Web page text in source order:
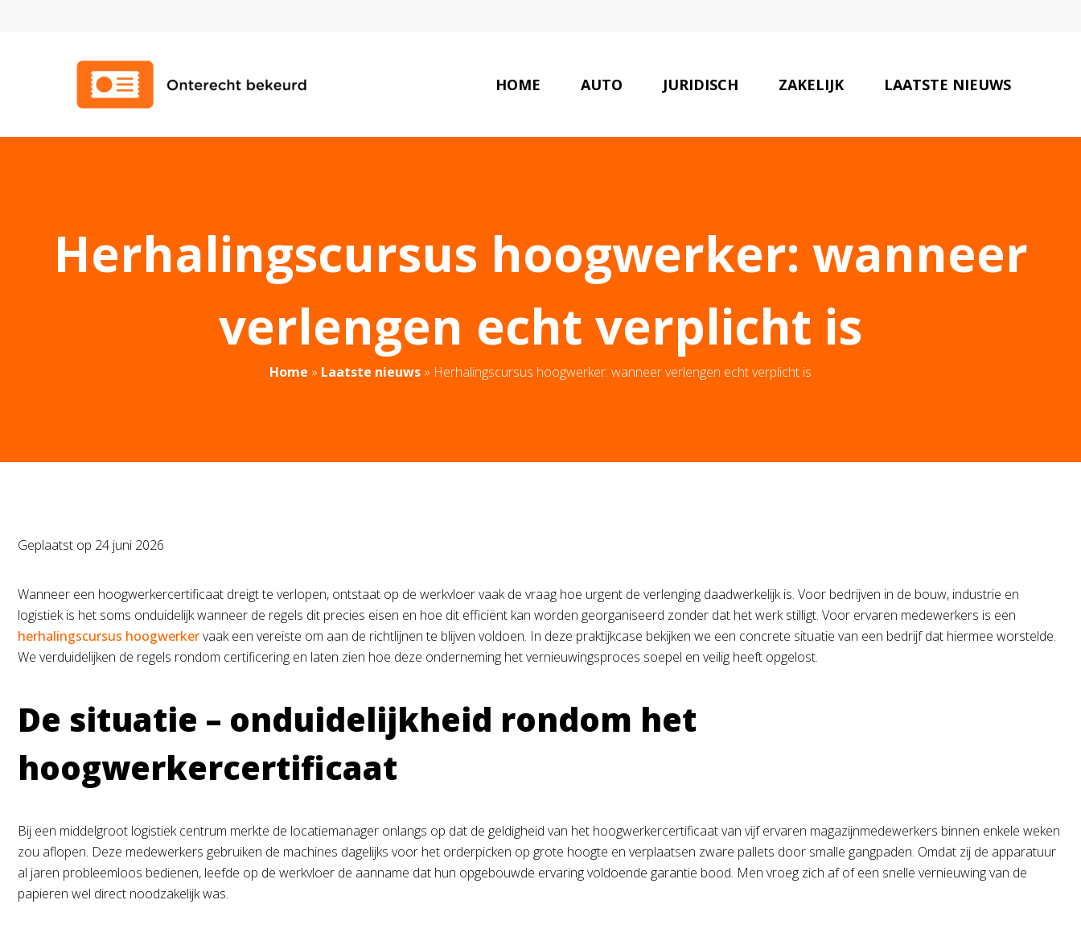
HOME AUTO JURIDISCH ZAKELIJK LAATSTE NIEUWS
Herhalingscursus hoogwerker: wanneer
verlengen echt verplicht is
Home » Laatste nieuws » Herhalingscursus hoogwerker: wanneer verlengen echt verplicht is
Geplaatst op 24 juni 2026
Wanneer een hoogwerkercertificaat dreigt te verlopen, ontstaat op de werkvloer vaak de vraag hoe urgent de verlenging daadwerkelijk is. Voor bedrijven in de bouw, industrie en
logistiek is het soms onduidelijk wanneer de regels dit precies eisen en hoe dit efficiënt kan worden georganiseerd zonder dat het werk stilligt. Voor ervaren medewerkers is een
herhalingscursus hoogwerkervaak een vereiste om aan de richtlijnen te blijven voldoen. In deze praktijkcase bekijken we een concrete situatie van een bedrijf dat hiermee worstelde.
We verduidelijken de regels rondom certificering en laten zien hoe deze onderneming het vernieuwingsproces soepel en veilig heeft opgelost.
De situatie – onduidelijkheid rondom het
hoogwerkercertificaat
Bij een middelgroot logistiek centrum merkte de locatiemanager onlangs op dat de geldigheid van het hoogwerkercertificaat van vijf ervaren magazijnmedewerkers binnen enkele weken
zou aflopen. Deze medewerkers gebruiken de machines dagelijks voor het orderpicken op grote hoogte en verplaatsen zware pallets door smalle gangpaden. Omdat zij de apparatuur
al jaren probleemloos bedienen, leefde op de werkvloer de aanname dat hun opgebouwde ervaring voldoende garantie bood. Men vroeg zich af of een snelle vernieuwing van de
papieren wel direct noodzakelijk was.